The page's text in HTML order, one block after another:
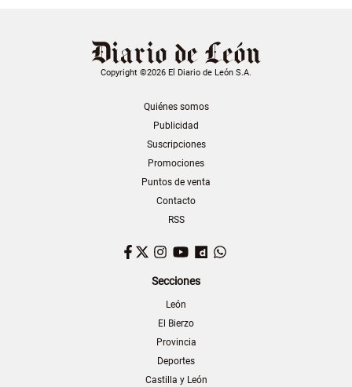
Copyright ©2026 El Diario de León S.A.
Quiénes somos
Publicidad
Suscripciones
Promociones
Puntos de venta
Contacto
RSS
Facebook
TwitterInstagram
YouTubeDailymotion
Secciones
León
El Bierzo
Provincia
Deportes
Castilla y León